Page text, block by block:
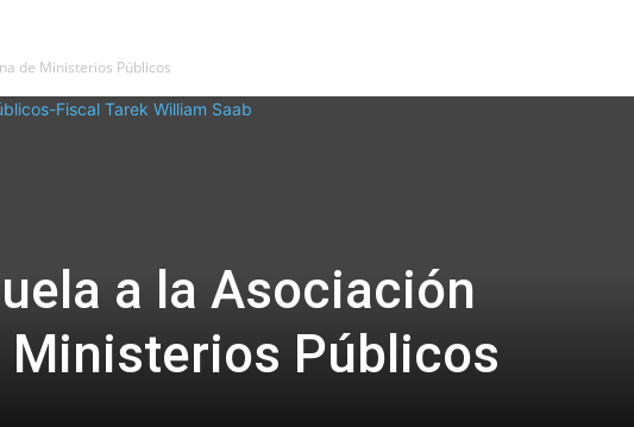
de Ministerios Públicos
a la Asociación
Públicos